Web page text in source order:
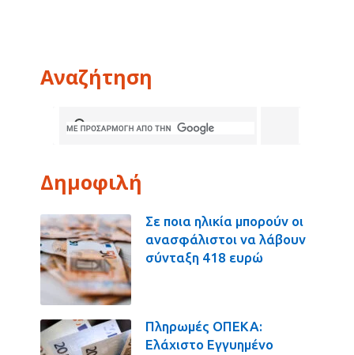
Αναζήτηση
Δημοφιλή
Σε ποια ηλικία μπορούν οι
ανασφάλιστοι να λάβουν
σύνταξη 418 ευρώ
Πληρωμές ΟΠΕΚΑ:
Ελάχιστο Εγγυημένο